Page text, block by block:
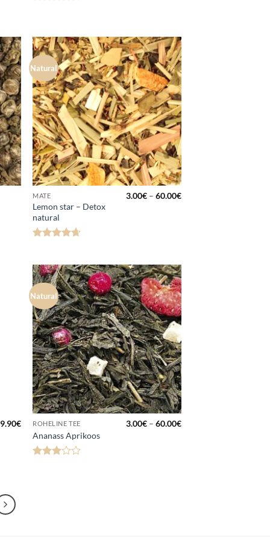
Natural
Lisa
lemmikuks
MATE
Lemon star – Detox
natural
3.00€ – 60.00€Hinnavahemik:
€
Natural
Lisa
lemmikuks
ROHELINE TEE
Ananass Aprikoos
3.00€ – 60.00€Hinnavahemik: